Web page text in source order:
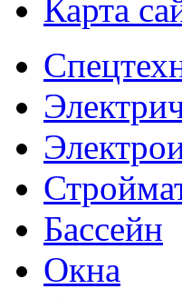
Карта
Бассейн
Окна